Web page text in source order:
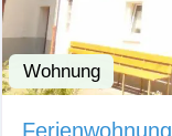
Wohnung